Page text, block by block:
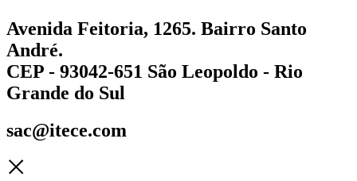
Avenida Feitoria, 1265. Bairro Santo
André.
CEP - 93042-651 São Leopoldo - Rio
Grande do Sul
sac@itece.com